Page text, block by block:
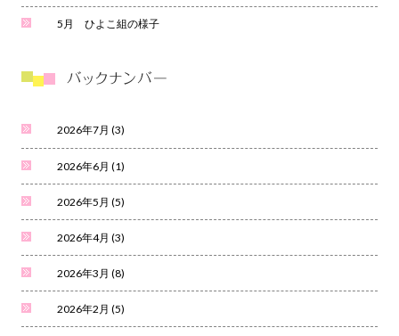
5月 ひよこ組の様子
2026年7月 (3)
2026年6月 (1)
2026年5月 (5)
2026年4月 (3)
2026年3月 (8)
2026年2月 (5)